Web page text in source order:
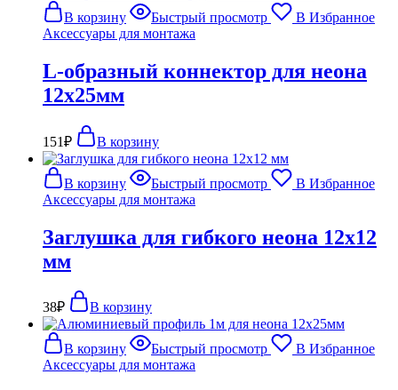
В корзину Быстрый просмотр
В Избранное
Аксессуары для монтажа
L-образный коннектор для неона
12х25мм
151₽ В корзину
В корзину Быстрый просмотр
В Избранное
Аксессуары для монтажа
Заглушка для гибкого неона 12х12
мм
38₽ В корзину
В корзину Быстрый просмотр
В Избранное
Аксессуары для монтажа